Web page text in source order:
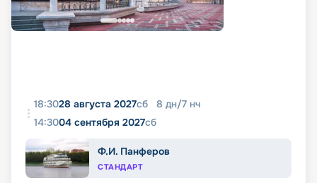
18:3028 августа 2027сб 8 дн/7 нч
14:3004 сентября 2027сб
Ф.И. Панферов
СТАНДАРТ